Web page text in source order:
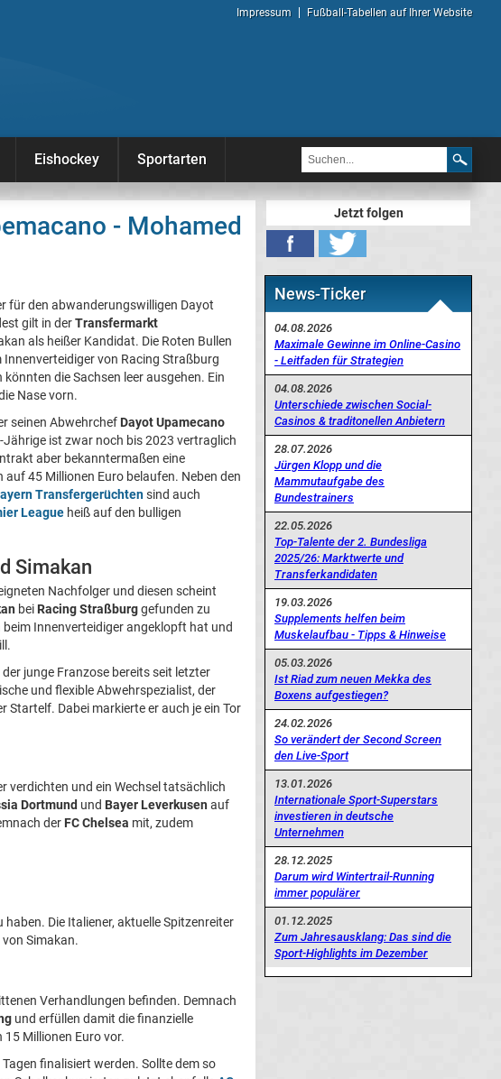
Impressum Fußball-Tabellen auf Ihrer Website
Eishockey Sportarten
- Mohamed
für den abwanderungswilligen Dayot
gilt in derTransfermarkt
als heißer Kandidat. Die Roten Bullen
von Racing Straßburg
die Sachsen leer ausgehen. Ein
Nase vorn.
seinen Abwehrchef Dayot Upamecano
Jährige ist zwar noch bis 2023 vertraglich
aber bekanntermaßen eine
auf 45 Millionen Euro belaufen. Neben den
Transfergerüchtensind auch
League heiß auf den bulligen
Simakan
Nachfolger und diesen scheint
bei Racing Straßburggefunden zu
Innenverteidiger angeklopft hat und
junge Franzose bereits seit letzter
und flexible Abwehrspezialist, der
Dabei markierte er auch je ein Tor
verdichten und ein Wechsel tatsächlich
Dortmund und Bayer Leverkusen auf
der FC Chelsea mit, zudem
Die Italiener, aktuelle Spitzenreiter
Simakan.
Verhandlungen befinden. Demnach
und erfüllen damit die finanzielle
Millionen Euro vor.
finalisiert werden. Sollte dem so
Jetzt folgen
News-Ticker
04.08.2026
Maximale Gewinne im Online-Casino
- Leitfaden für Strategien
04.08.2026
Unterschiede zwischen Social-
Casinos & traditonellen Anbietern
28.07.2026
Jürgen Klopp und die
Mammutaufgabe des
Bundestrainers
22.05.2026
Top-Talente der 2. Bundesliga
2025/26: Marktwerte und
Transferkandidaten
19.03.2026
Supplements helfen beim
Muskelaufbau - Tipps & Hinweise
05.03.2026
Ist Riad zum neuen Mekka des
Boxens aufgestiegen?
24.02.2026
So verändert der Second Screen
den Live-Sport
13.01.2026
Internationale Sport-Superstars
investieren in deutsche
Unternehmen
28.12.2025
Darum wird Wintertrail-Running
immer populärer
01.12.2025
Zum Jahresausklang: Das sind die
Sport-Highlights im Dezember